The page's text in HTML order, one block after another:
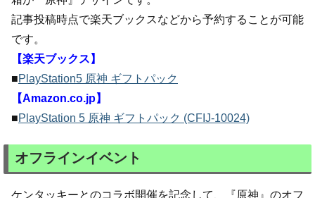
記事投稿時点で楽天ブックスなどから予約することが可能
です。
【楽天ブックス】
■PlayStation5 原神 ギフトパック
【Amazon.co.jp】
■PlayStation 5 原神 ギフトパック (CFIJ-10024)
オフラインイベント
ケンタッキーとのコラボ開催を記念して、『原神』のオフ